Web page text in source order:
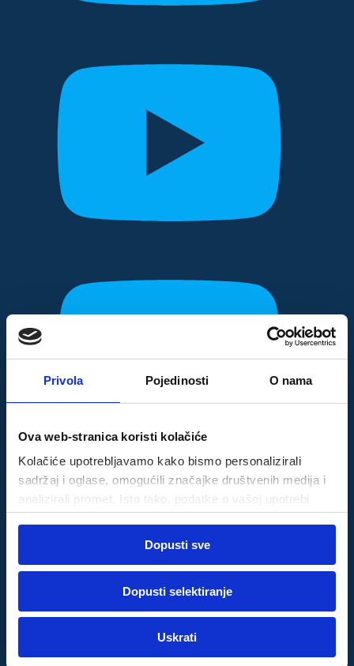
Privola Pojedinosti O nama
Ova web-stranica koristi kolačiće
Kolačiće upotrebljavamo kako bismo personalizirali
sadržaj i oglase, omogućili značajke društvenih medija i
analizirali promet. Isto tako, podatke o vašoj upotrebi
drugim podacima koje ste im pružili ili koje su prikupili
dok ste upotrebljavali njihove usluge.
Dopusti sve
Dopusti selektiranje
Uskrati